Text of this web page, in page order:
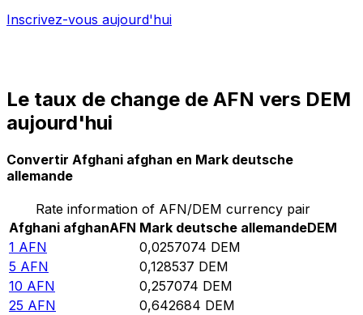
Inscrivez-vous aujourd'hui
Le taux de change de AFN vers DEM
aujourd'hui
Convertir Afghani afghan en Mark deutsche
allemande
Rate information of AFN/DEM currency pair
Afghani afghanAFN Mark deutsche allemandeDEM
1 AFN 0,0257074 DEM
5 AFN 0,128537 DEM
10 AFN 0,257074 DEM
25 AFN 0,642684 DEM